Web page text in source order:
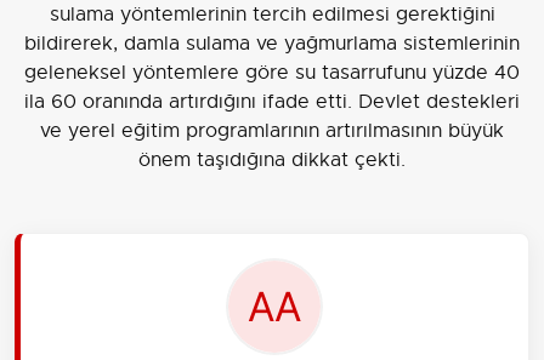
sulama yöntemlerinin tercih edilmesi gerektiğini
bildirerek, damla sulama ve yağmurlama sistemlerinin
geleneksel yöntemlere göre su tasarrufunu yüzde 40
ila 60 oranında artırdığını ifade etti. Devlet destekleri
ve yerel eğitim programlarının artırılmasının büyük
önem taşıdığına dikkat çekti.